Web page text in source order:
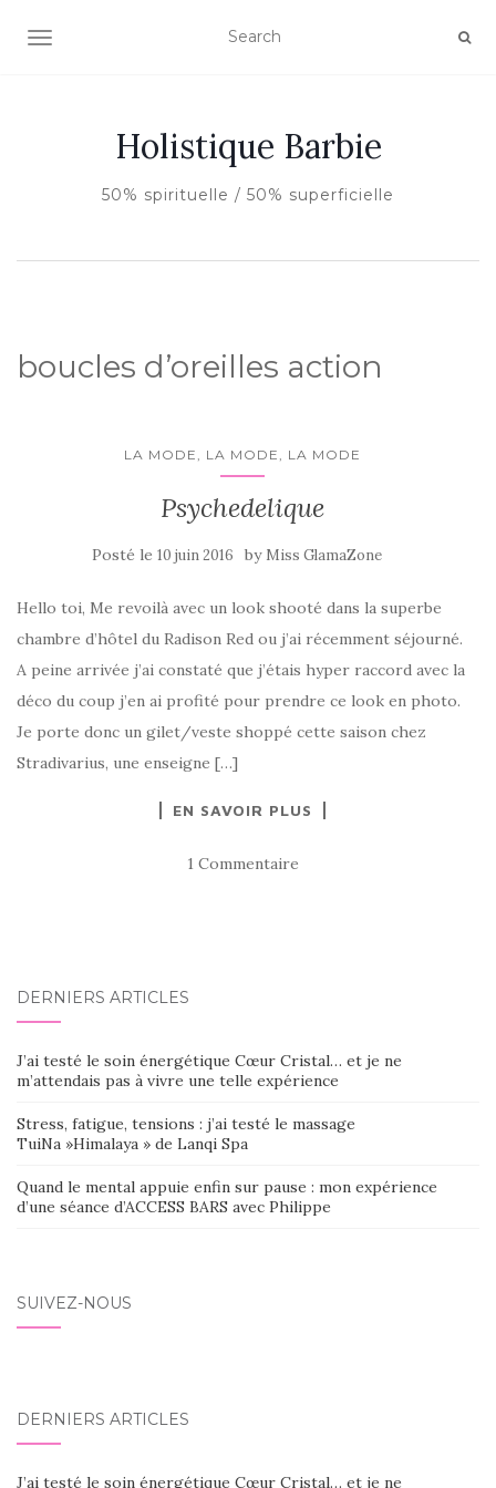
AFFICHER/MASQUER LA NAVIGATION
Holistique Barbie
50% spirituelle / 50% superficielle
boucles d’oreilles action
LA MODE, LA MODE, LA MODE
Psychedelique
Posté le 10 juin 2016 by Miss GlamaZone
Hello toi, Me revoilà avec un look shooté dans la superbe
chambre d’hôtel du Radison Red ou j’ai récemment séjourné.
A peine arrivée j’ai constaté que j’étais hyper raccord avec la
déco du coup j’en ai profité pour prendre ce look en photo.
Je porte donc un gilet/veste shoppé cette saison chez
Stradivarius, une enseigne […]
EN SAVOIR PLUS
1 Commentaire
DERNIERS ARTICLES
J’ai testé le soin énergétique Cœur Cristal… et je ne
m’attendais pas à vivre une telle expérience
Stress, fatigue, tensions : j’ai testé le massage
TuiNa »Himalaya » de Lanqi Spa
Quand le mental appuie enfin sur pause : mon expérience
d’une séance d’ACCESS BARS avec Philippe
SUIVEZ-NOUS
DERNIERS ARTICLES
J’ai testé le soin énergétique Cœur Cristal… et je ne